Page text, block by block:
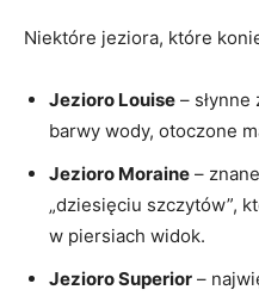
Niektóre jeziora, które
Jezioro⁤ Louise –
barwy wody, otoczone⁤
Jezioro ​Moraine –
„dziesięciu ‌szczytów”,
⁣w piersiach widok.
Jezioro ‌Superior –